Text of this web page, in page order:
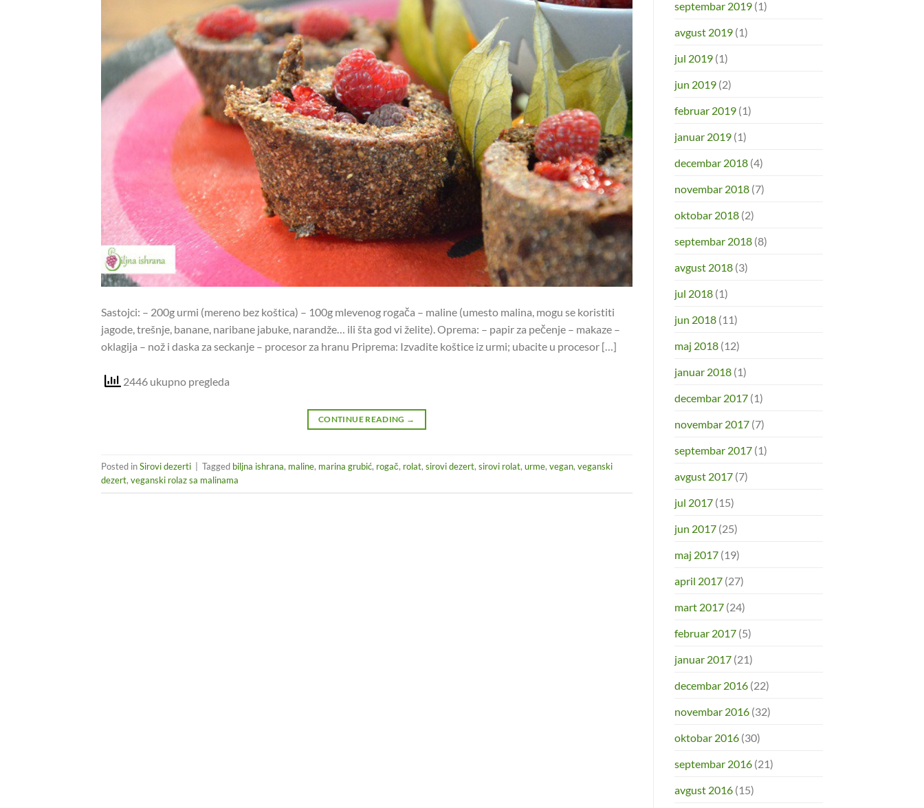
Sastojci: – 200g urmi (mereno bez koštica) – 100g mlevenog rogača – maline (umesto malina, mogu se koristiti
jagode, trešnje, banane, naribane jabuke, narandže… ili šta god vi želite). Oprema: – papir za pečenje – makaze –
oklagija – nož i daska za seckanje – procesor za hranu Priprema: Izvadite koštice iz urmi; ubacite u procesor […]
2446 ukupno pregleda
CONTINUE READING →
Posted inSirovi dezerti Tagged biljna ishrana, maline, marina grubić, rogač, rolat, sirovi dezert, sirovi rolat, urme, vegan, veganski
dezert, veganski rolaz sa malinama
septembar 2019(1)
avgust 2019(1)
jul 2019(1)
jun 2019(2)
februar 2019(1)
januar 2019(1)
decembar 2018(4)
novembar 2018(7)
oktobar 2018(2)
septembar 2018(8)
avgust 2018(3)
jul 2018(1)
jun 2018(11)
maj 2018(12)
januar 2018(1)
decembar 2017(1)
novembar 2017(7)
septembar 2017(1)
avgust 2017(7)
jul 2017(15)
jun 2017(25)
maj 2017(19)
april 2017(27)
mart 2017(24)
februar 2017(5)
januar 2017(21)
decembar 2016(22)
novembar 2016(32)
oktobar 2016(30)
septembar 2016(21)
avgust 2016(15)